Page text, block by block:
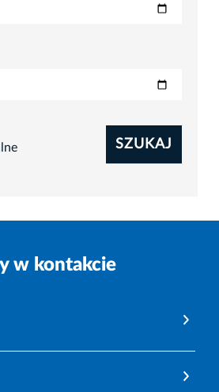
SZUKAJ
w kontakcie